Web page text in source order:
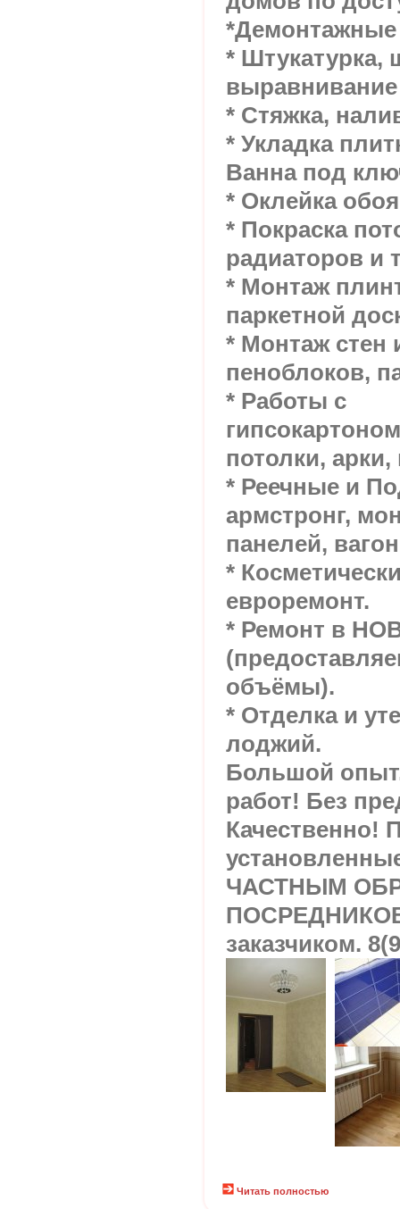
* Штукатурка,
выравнивание
* Стяжка,
* Укладка
Ванна под
* Оклейка
* Покраска
радиаторов и
* Монтаж
паркетной
* Монтаж стен
пеноблоков,
* Работы с
потолки,
* Реечные и
армстронг,
панелей,
*
евроремонт.
* Ремонт в
объёмы).
* Отделка и
лоджий.
Большой
работ! Без
Качественно!
ЧАСТНЫМ
заказчиком.
Читать полностью